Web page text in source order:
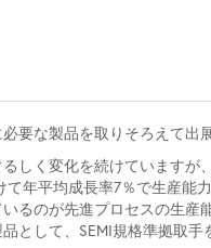
要な製品を取りそろえて出
しく変化を続けていますが
年平均成長率7％で生産能
るのが先進プロセスの生産
として、SEMI規格準拠取